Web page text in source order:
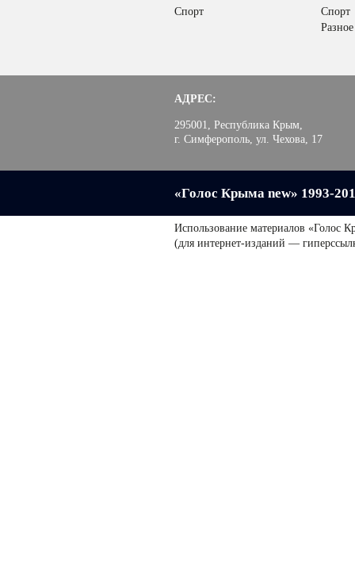
Спорт
Спорт
Разное
АДРЕС:
295001, Республика Крым,
г. Симферополь, ул. Чехова, 17
«Голос Крыма new» 1993-
Использование материалов «Голос
(для интернет-изданий —